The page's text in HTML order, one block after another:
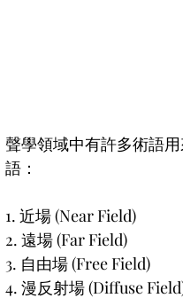
聲學領域中有許多術語
語：
1. 近場 (Near Field)
2. 遠場 (Far Field)
3. 自由場 (Free Field)
4. 漫反射場 (Diffuse